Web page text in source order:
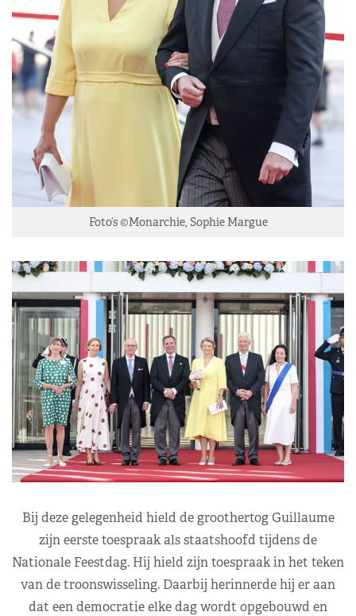
Foto’s ©Monarchie, Sophie Margue
Bij deze gelegenheid hield de groothertog Guillaume
zijn eerste toespraak als staatshoofd tijdens de
Nationale Feestdag. Hij hield zijn toespraak in het teken
van de troonswisseling. Daarbij herinnerde hij er aan
dat een democratie elke dag wordt opgebouwd en